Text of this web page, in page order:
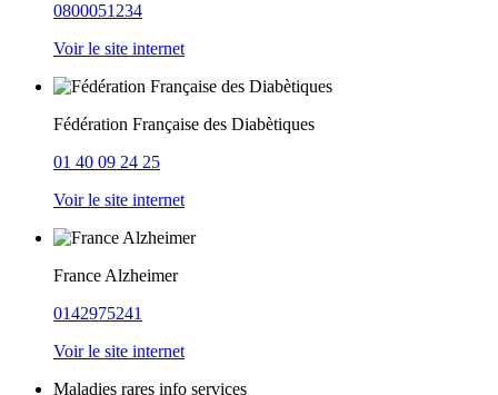
0800051234
Voir le site internet
Fédération Française des Diabètiques
01 40 09 24 25
Voir le site internet
France Alzheimer
0142975241
Voir le site internet
Maladies rares info services